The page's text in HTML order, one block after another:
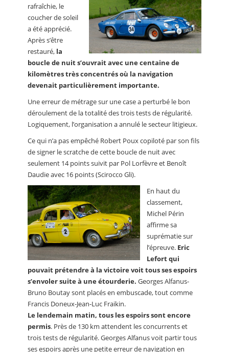
rafraîchie, le
coucher de soleil
a été apprécié.
Après s’être
restauré, la
boucle de nuit s’ouvrait avec une centaine de
kilomètres très concentrés où la navigation
devenait particulièrement importante.
Une erreur de métrage sur une case a perturbé le bon
déroulement de la totalité des trois tests de régularité.
Logiquement, l’organisation a annulé le secteur litigieux.
Ce qui n’a pas empêché Robert Poux copiloté par son fils
de signer le scratche de cette boucle de nuit avec
seulement 14 points suivit par Pol Lorfèvre et Benoît
Daudie avec 16 points (Scirocco Gli).
En haut du
classement,
Michel Périn
affirme sa
suprématie sur
l’épreuve. Eric
Lefort qui
pouvait prétendre à la victoire voit tous ses espoirs
s’envoler suite à une étourderie. Georges Alfanus-
Bruno Boutay sont placés en embuscade, tout comme
Francis Doneux-Jean-Luc Fraikin.
Le lendemain matin, tous les espoirs sont encore
permis. Près de 130 km attendent les concurrents et
trois tests de régularité. Georges Alfanus voit partir tous
ses espoirs après une petite erreur de navigation en